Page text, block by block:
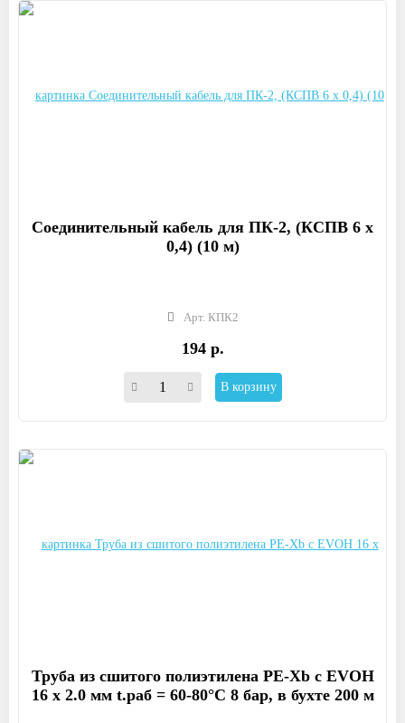
Соединительный кабель для ПК-2, (КСПВ 6 х
0,4) (10 м)
Арт. КПК2
194 р.
В корзину
Труба из сшитого полиэтилена PE-Xb с EVOH
16 x 2.0 мм t.раб = 60-80°C 8 бар, в бухте 200 м